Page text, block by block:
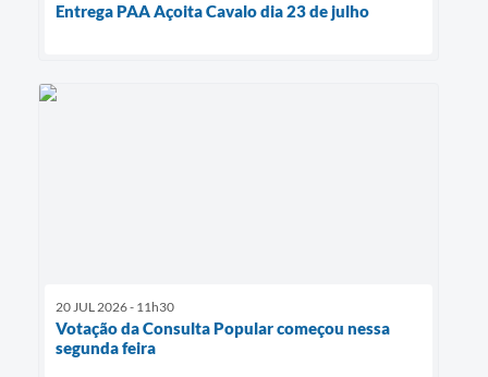
Entrega PAA Açoita Cavalo dia 23 de julho
20 JUL 2026 - 11h30
Votação da Consulta Popular começou nessa
segunda feira